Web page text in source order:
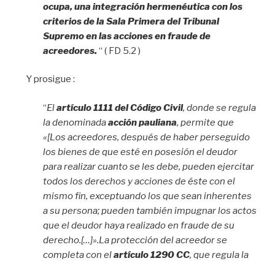
ocupa, una integración hermenéutica con los
criterios de la Sala Primera del Tribunal
Supremo en las acciones en fraude de
acreedores. “ ( FD 5.2 )
Y prosigue :
“Elartículo 1111 del Código Civil, donde se regula
la denominadaacción pauliana, permite que
«[Los acreedores, después de haber perseguido
los bienes de que esté en posesión el deudor
para realizar cuanto se les debe, pueden ejercitar
todos los derechos y acciones de éste con el
mismo fin, exceptuando los que sean inherentes
a su persona; pueden también impugnar los actos
que el deudor haya realizado en fraude de su
derecho.[…]».La protección del acreedor se
completa con elartículo 1290 CC, que regula la